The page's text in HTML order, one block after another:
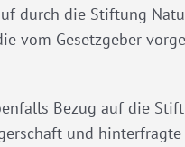
durch die Stiftung
vom Gesetzgeber
Bezug auf die
und hinterfragte